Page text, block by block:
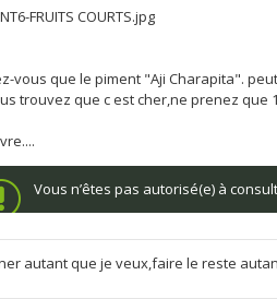
FRUITS COURTS.jpg
vous que le piment "Aji Charapita".
trouvez que c est cher,ne prenez que
Vous n’êtes pas autorisé(e) à
autant que je veux,faire le reste